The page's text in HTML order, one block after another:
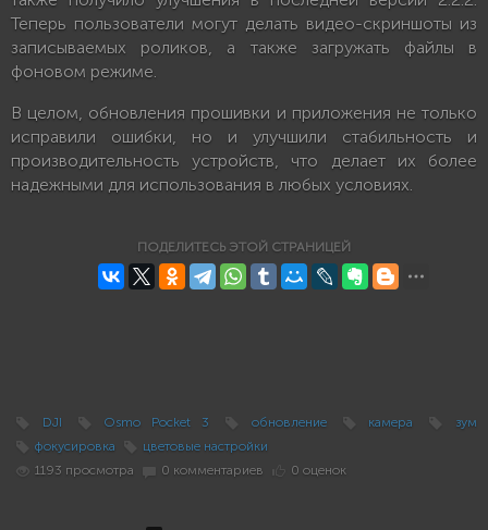
Теперь пользователи могут делать видео-скриншоты из
записываемых роликов, а также загружать файлы в
фоновом режиме.
В целом, обновления прошивки и приложения не только
исправили ошибки, но и улучшили стабильность и
производительность устройств, что делает их более
надежными для использования в любых условиях.
ПОДЕЛИТЕСЬ ЭТОЙ СТРАНИЦЕЙ
DJI Osmo Pocket 3 обновление камера
зум
фокусировка
цветовые настройки
1193 просмотра
0 комментариев 0 оценок